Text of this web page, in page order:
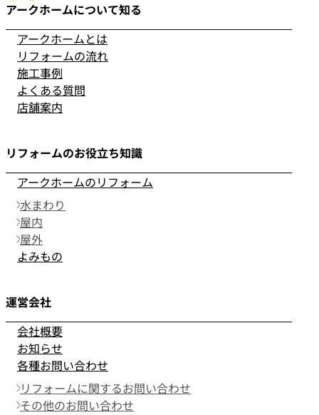
アークホームについて知る
アークホームとは
リフォームの流れ
施工事例
よくある質問
店舗案内
リフォームのお役立ち知識
アークホームのリフォーム
水まわり
屋内
屋外
よみもの
運営会社
会社概要
お知らせ
各種お問い合わせ
リフォームに関するお問い合わせ
その他のお問い合わせ